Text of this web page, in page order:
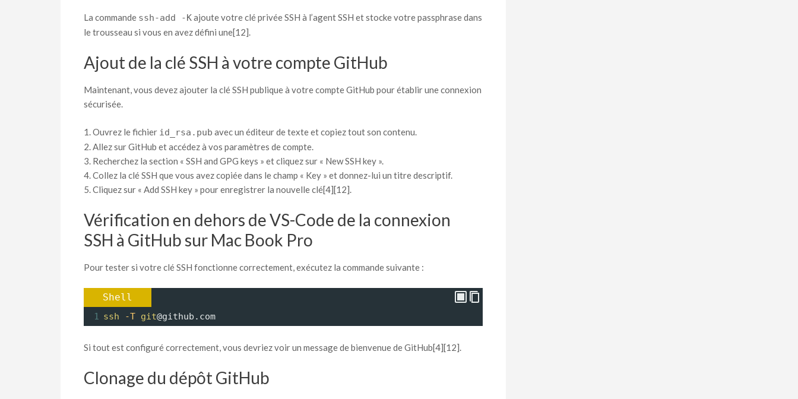
La commande ssh-add -Kajoute votre clé privée SSH à l’agent SSH et stocke votre passphrase dans
le trousseau si vous en avez défini une[12].
Ajout de la clé SSH à votre compte GitHub
Maintenant, vous devez ajouter la clé SSH publique à votre compte GitHub pour établir une connexion
sécurisée.
Ouvrez le fichier id_rsa.pub avec un éditeur de texte et copiez tout son contenu.
Allez sur GitHub et accédez à vos paramètres de compte.
Recherchez la section « SSH and GPG keys » et cliquez sur « New SSH key ».
Collez la clé SSH que vous avez copiée dans le champ « Key » et donnez-lui un titre descriptif.
Cliquez sur « Add SSH key » pour enregistrer la nouvelle clé[4][12].
Vérification en dehors de VS-Code de la connexion
SSH à GitHub sur Mac Book Pro
Pour tester si votre clé SSH fonctionne correctement, exécutez la commande suivante :
Shell
1 ssh -T git@github.com
Si tout est configuré correctement, vous devriez voir un message de bienvenue de GitHub[4][12].
Clonage du dépôt GitHub